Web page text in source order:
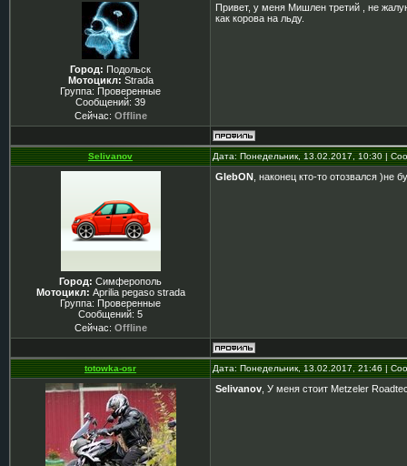
Город: Подольск
Мотоцикл: Strada
Группа: Проверенные
Сообщений: 39
Сейчас: Offline
Привет, у меня Мишлен третий , не
как корова на льду.
Selivanov Дата: Понедельник, 13.02.2017, 10:30 |
Город: Симферополь
Мотоцикл: Aprilia pegaso strada
Группа: Проверенные
Сообщений: 5
Сейчас: Offline
GlebON , наконец кто-то отозвался )не
totowka-osr Дата: Понедельник, 13.02.2017, 21:46 |
Selivanov , У меня стоит Metzeler